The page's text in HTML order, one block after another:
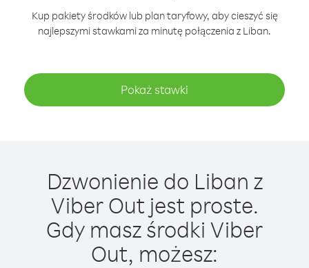
Kup pakiety środków lub plan taryfowy, aby cieszyć się
najlepszymi stawkami za minutę połączenia z Liban.
Pokaż stawki
Dzwonienie do Liban z
Viber Out jest proste.
Gdy masz środki Viber
Out, możesz: